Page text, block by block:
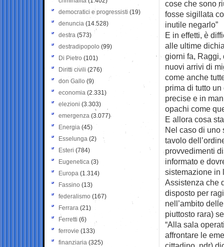
cose che sono
fosse sigillata
inutile negarlo”
E in effetti, è
alle ultime
giorni fa, Raggi,
nuovi arrivi di
come anche
prima di tutto
precise e in
opachi come
E allora cosa
Nel caso di uno
tavolo
provvedimenti
informato e
sistemazione in
Assistenza che
disposto per
nell’ambito
piuttosto rara)
“Alla sala
affrontare le
democratici e progressisti (19)
denuncia (14.528)
destra (573)
destradipopolo (99)
Di Pietro (101)
Diritti civili (276)
don Gallo (9)
economia (2.331)
elezioni (3.303)
emergenza (3.077)
Energia (45)
Esselunga (2)
Esteri (784)
Eugenetica (3)
Europa (1.314)
Fassino (13)
federalismo (167)
Ferrara (21)
Ferretti (6)
ferrovie (133)
finanziaria (325)